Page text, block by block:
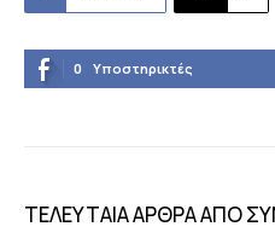
0 Υποστηρικτές
ΤΕΛΕΥΤΑΙΑ ΑΡΘΡΑ ΑΠΟ